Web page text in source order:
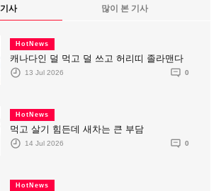
사 많이 본 기사
HotNews
캐나다인 덜 먹고 덜 쓰고 허리띠 졸라맨다
13 Jul 2026 0
HotNews
먹고 살기 힘든데 새차는 큰 부담
14 Jul 2026 0
HotNews